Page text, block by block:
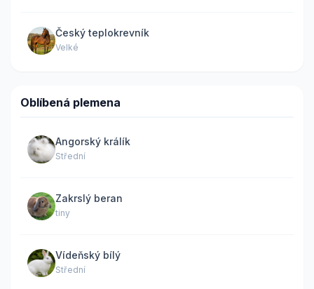
Český teplokrevník
Velké
Oblíbená plemena
Angorský králík
Střední
Zakrslý beran
tiny
Vídeňský bílý
Střední